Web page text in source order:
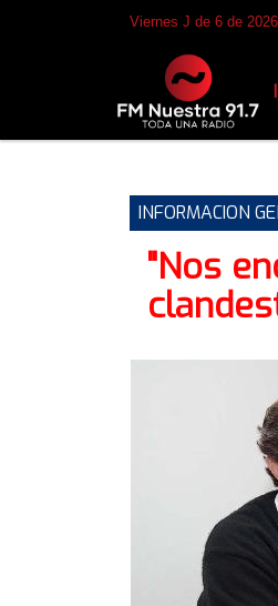
Viernes J de 6 de 2026
INFORMACION
"Nos